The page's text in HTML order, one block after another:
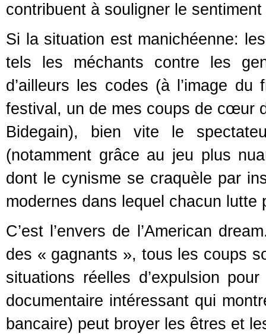
contribuent à souligner le
Si la situation est manichéenne:
tels les méchants contre les
d’ailleurs les codes (à l’image
festival, un de mes coups de cœur
Bidegain), bien vite le
(notamment grâce au jeu plus
dont le cynisme se craquèle par
modernes dans lequel chacun
C’est l’envers de l’American
des « gagnants », tous les coups
situations réelles d’expulsion
documentaire intéressant qui
bancaire) peut broyer les êtres et